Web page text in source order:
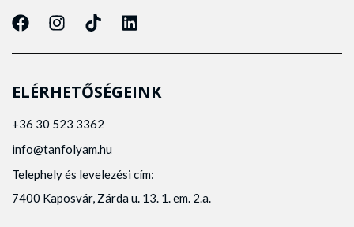
ELÉRHETŐSÉGEINK
+36 30 523 3362
info@tanfolyam.hu
Telephely és levelezési cím:
7400 Kaposvár, Zárda u. 13. 1. em. 2.a.